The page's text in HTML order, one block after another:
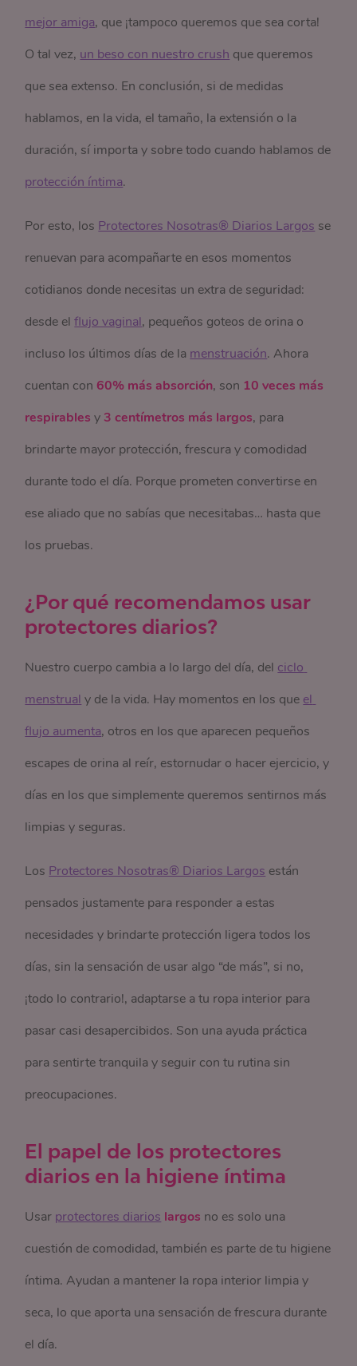
mejor amiga, que ¡tampoco queremos que sea corta!
O tal vez, un beso con nuestro crush que queremos
que sea extenso. En conclusión, si de medidas
hablamos, en la vida, el tamaño, la extensión o la
duración, sí importa y sobre todo cuando hablamos de
protección íntima.
Por esto, los Protectores Nosotras® Diarios Largos se
renuevan para acompañarte en esos momentos
cotidianos donde necesitas un extra de seguridad:
desde elflujo vaginal, pequeños goteos de orina o
incluso los últimos días de la menstruación. Ahora
cuentan con60% más absorción, son 10 veces más
respirables y 3 centímetros más largos, para
brindarte mayor protección, frescura y comodidad
durante todo el día. Porque prometen convertirse en
ese aliado que no sabías que necesitabas… hasta que
los pruebas.
¿Por qué recomendamos usar
protectores diarios?
Nuestro cuerpo cambia a lo largo del día, del ciclo
menstrual y de la vida. Hay momentos en los que el
flujo aumenta, otros en los que aparecen pequeños
escapes de orina al reír, estornudar o hacer ejercicio, y
días en los que simplemente queremos sentirnos más
limpias y seguras.
Los Protectores Nosotras® Diarios Largos están
pensados justamente para responder a estas
necesidades y brindarte protección ligera todos los
días, sin la sensación de usar algo “de más”, si no,
¡todo lo contrario!, adaptarse a tu ropa interior para
pasar casi desapercibidos. Son una ayuda práctica
para sentirte tranquila y seguir con tu rutina sin
preocupaciones.
El papel de los protectores
diarios en la higiene íntima
Usar protectores diarios largos no es solo una
cuestión de comodidad, también es parte de tu higiene
íntima. Ayudan a mantener la ropa interior limpia y
seca, lo que aporta una sensación de frescura durante
el día.